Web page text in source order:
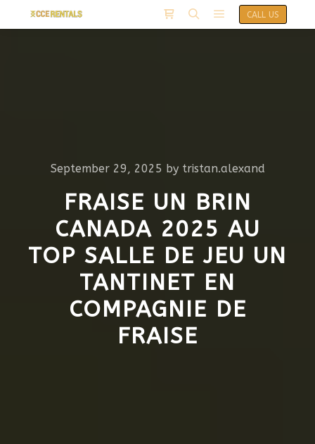
CALL US
September 29, 2025 by tristan.alexand
FRAISE UN BRIN
CANADA 2025 AU
TOP SALLE DE JEU UN
TANTINET EN
COMPAGNIE DE
FRAISE